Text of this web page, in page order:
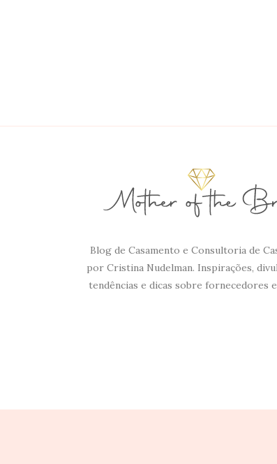
Blog de Casamento e Consultoria de
por Cristina Nudelman. Inspirações,
tendências e dicas sobre fornecedores